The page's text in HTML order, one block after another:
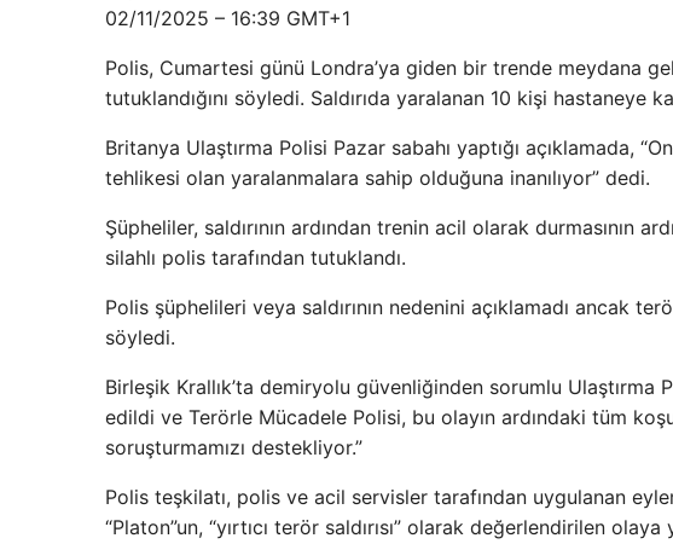
02/11/2025 – 16:39 GMT+1
Polis, Cumartesi günü Londra’ya giden bir trende meydana
tutuklandığını söyledi. Saldırıda yaralanan 10 kişi hastaneye
Britanya Ulaştırma Polisi Pazar sabahı yaptığı açıklamada,
tehlikesi olan yaralanmalara sahip olduğuna inanılıyor” dedi.
Şüpheliler, saldırının ardından trenin acil olarak durmasının
silahlı polis tarafından tutuklandı.
Polis şüphelileri veya saldırının nedenini açıklamadı ancak
söyledi.
Birleşik Krallık’ta demiryolu güvenliğinden sorumlu
edildi ve Terörle Mücadele Polisi, bu olayın ardındaki tüm
soruşturmamızı destekliyor.”
Polis teşkilatı, polis ve acil servisler tarafından uygulanan
“Platon”un, “yırtıcı terör saldırısı” olarak değerlendirilen